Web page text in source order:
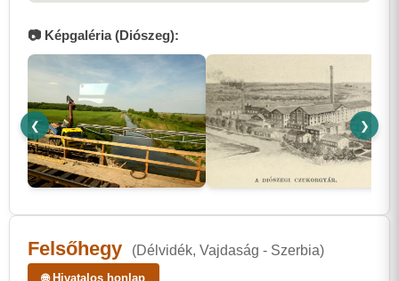
📷 Képgaléria (Diószeg):
❮ ❯
Felsőhegy (Délvidék, Vajdaság - Szerbia)